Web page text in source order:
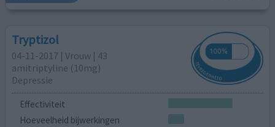
Tryptizol
04-11-2017 | Vrouw | 43
amitriptyline (10mg)
Depressie
Effectiviteit
Hoeveelheid bijwerkingen